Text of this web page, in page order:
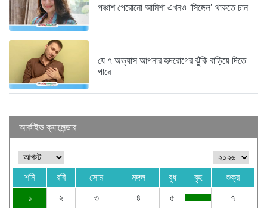
পঞ্চাশ পেরোনো আমিশা এখনও ‘সিঙ্গেল’ থাকতে চান
যে ৭ অভ্যাস আপনার হৃদরোগের ঝুঁকি বাড়িয়ে দিতে
পারে
আর্কাইভ ক্যালেন্ডার
শনি রবি সোম মঙ্গল বুধ বৃহ
শুক্র
১
২ ৩ ৪ ৫ ৭